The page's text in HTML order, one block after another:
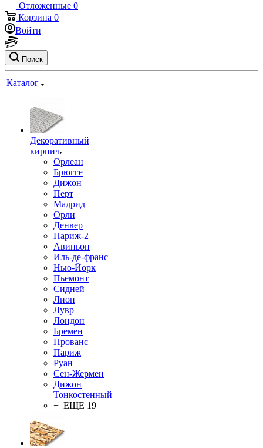
Отложенные 0
Корзина 0
Войти
Поиск
Каталог
Декоративный
кирпич
Орлеан
Брюгге
Дижон
Перт
Мадрид
Орли
Денвер
Париж-2
Авиньон
Иль-де-франс
Нью-Йорк
Пьемонт
Сидней
Лион
Лувр
Лондон
Бремен
Прованс
Париж
Руан
Сен-Жермен
Дижон
Тонкостенный
+ ЕЩЕ 19